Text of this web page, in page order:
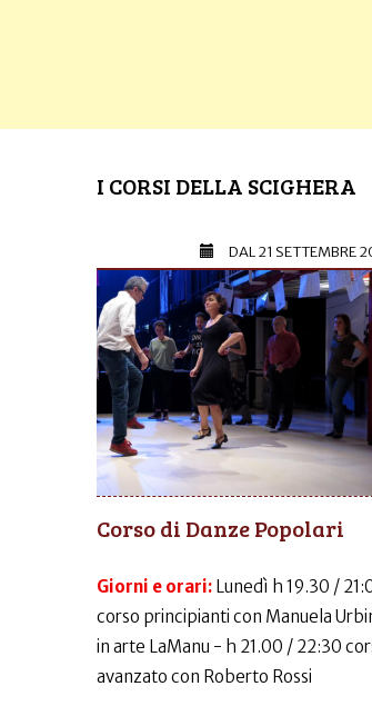
I CORSI DELLA SCIGHERA
DAL21 SETTEMBRE
Corso di Danze Popolari
Giorni e orari: Lunedì h 19.30 /
corso principianti con Manuela
in arte LaManu - h 21.00 / 22:30
avanzato con Roberto Rossi